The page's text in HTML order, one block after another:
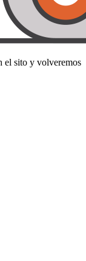
el sito y volveremos